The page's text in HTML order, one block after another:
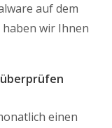
auf dem
wir Ihnen
einen